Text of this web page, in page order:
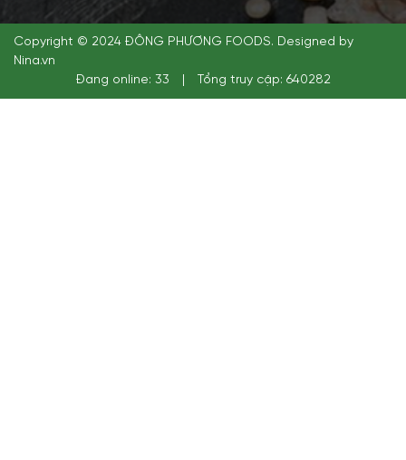
Copyright © 2024 ĐÔNG PHƯƠNG FOODS. Designed by
Nina.vn
Đang online: 33
Tổng truy cập: 640282